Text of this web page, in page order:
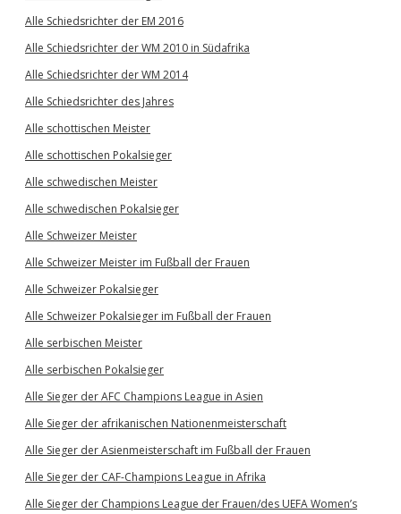
Alle Schiedsrichter der EM 2016
Alle Schiedsrichter der WM 2010 in Südafrika
Alle Schiedsrichter der WM 2014
Alle Schiedsrichter des Jahres
Alle schottischen Meister
Alle schottischen Pokalsieger
Alle schwedischen Meister
Alle schwedischen Pokalsieger
Alle Schweizer Meister
Alle Schweizer Meister im Fußball der Frauen
Alle Schweizer Pokalsieger
Alle Schweizer Pokalsieger im Fußball der Frauen
Alle serbischen Meister
Alle serbischen Pokalsieger
Alle Sieger der AFC Champions League in Asien
Alle Sieger der afrikanischen Nationenmeisterschaft
Alle Sieger der Asienmeisterschaft im Fußball der Frauen
Alle Sieger der CAF-Champions League in Afrika
Alle Sieger der Champions League der Frauen/des UEFA Women’s